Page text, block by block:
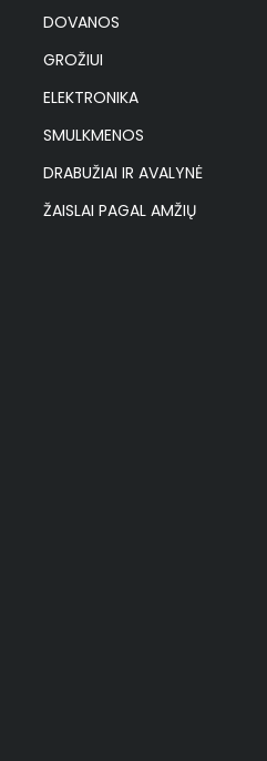
DOVANOS
GROŽIUI
ELEKTRONIKA
SMULKMENOS
DRABUŽIAI IR AVALYNĖ
ŽAISLAI PAGAL AMŽIŲ